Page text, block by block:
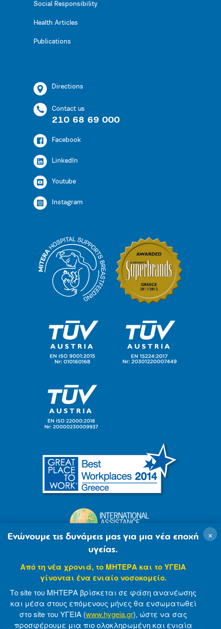
Social Responsibility
Health Articles
Publications
Directions
Contact us
210 68 69 000
Facebook
LinkedIn
Youtube
Instagram
© 2007-2021 MITERA S.A Privacy Policy
×
Ενώνουμε τις δυνάμεις μας για μια νέα εποχή
υγείας.
Από τη νέα χρονιά, το ΜΗΤΕΡΑ και το ΥΓΕΙΑ
γίνονται ένα ενιαίο νοσοκομείο.
Το site του ΜΗΤΕΡΑ βρίσκεται σε φάση ανανέωσης
και μέσα στους επόμενους μήνες θα ενσωματωθεί
στο site του ΥΓΕΙΑ (www.hygeia.gr), ώστε να σας
προσφέρουμε μια πιο ολοκληρωμένη και ενιαία